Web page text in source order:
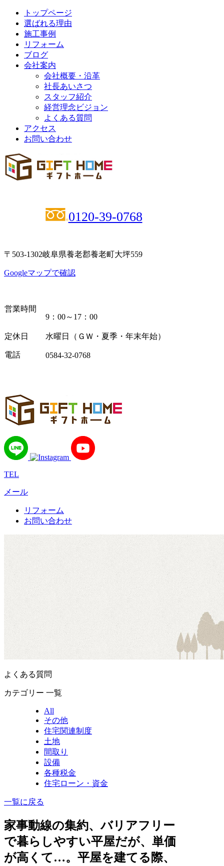
トップページ
選ばれる理由
施工事例
リフォーム
ブログ
会社案内
会社概要・沿革
社長あいさつ
スタッフ紹介
経営理念ビジョン
よくある質問
アクセス
お問い合わせ
0120-39-0768
〒503-1302岐阜県養老郡養老町大坪559
Googleマップで確認
営業時間
9：00～17：00
定休日 水曜日（ＧＷ・夏季・年末年始）
電話 0584-32-0768
TEL
メール
リフォーム
お問い合わせ
よくある質問
カテゴリー 一覧
All
その他
住宅関連制度
土地
間取り
設備
各種税金
住宅ローン・資金
一覧に戻る
家事動線の集約、バリアフリー
で暮らしやすい平屋だが、単価
が高くて…。平屋を建てる際、